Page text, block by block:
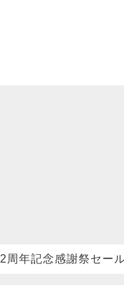
2周年記念感謝祭セー